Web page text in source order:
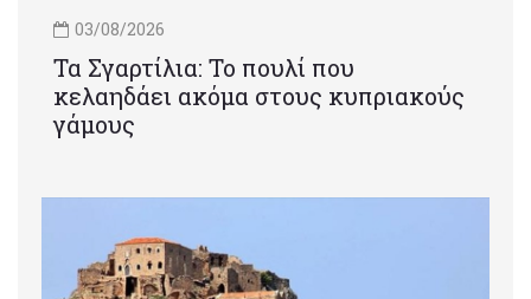
03/08/2026
Τα Σγαρτίλια: Το πουλί που
κελαηδάει ακόμα στους κυπριακούς
γάμους